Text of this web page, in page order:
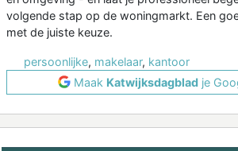
volgende stap op de woningmarkt. Een
met de juiste keuze.
persoonlijke, makelaar, kantoor
Maak Katwijksdagbladje